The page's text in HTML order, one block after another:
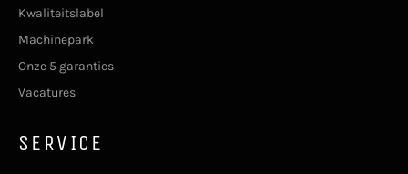
Kwaliteitslabel
Machinepark
Onze 5 garanties
Vacatures
SERVICE